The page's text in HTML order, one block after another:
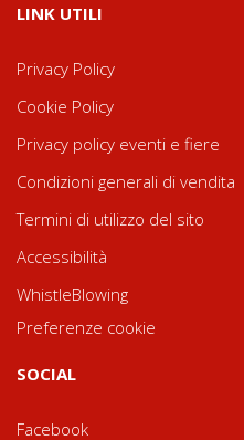
LINK UTILI
Privacy Policy
Cookie Policy
Privacy policy eventi e fiere
Condizioni generali di vendita
Termini di utilizzo del sito
Accessibilità
WhistleBlowing
Preferenze cookie
SOCIAL
Facebook